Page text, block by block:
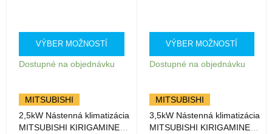
VÝBER MOŽNOSTÍ
Dostupné na objednávku
MITSUBISHI
2,5kW Nástenná klimatizácia
MITSUBISHI KIRIGAMINE
VÝBER MOŽNOSTÍ
Dostupné na objednávku
MITSUBISHI
3,5kW Nástenná klimatizácia
MITSUBISHI KIRIGAMINE